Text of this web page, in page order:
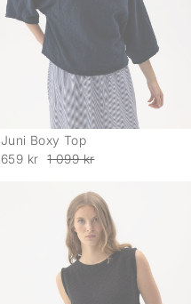
Juni Boxy Top
659 kr
1 099 kr